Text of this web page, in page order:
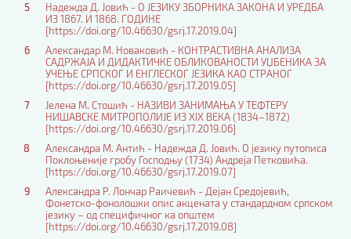
5
Надежда Д. Јовић - О ЈЕЗИКУ ЗБОРНИКА ЗАКОНА И УРЕДБА
ИЗ 1867. И 1868. ГОДИНЕ
[https://doi.org/10.46630/gsrj.17.2019.04]
6
Александар М. Новаковић - КОНТРАСТИВНА АНАЛИЗА
САДРЖАЈА И ДИДАКТИЧКЕ ОБЛИКОВАНОСТИ УЏБЕНИКА ЗА
УЧЕЊЕ СРПСКОГ И ЕНГЛЕСКОГ ЈЕЗИКА КАО СТРАНОГ
[https://doi.org/10.46630/gsrj.17.2019.05]
7
Јелена М. Стошић - НАЗИВИ ЗАНИМАЊА У ТЕФТЕРУ
НИШАВСКЕ МИТРОПОЛИЈЕ ИЗ XIX ВЕКА (1834–1872)
[https://doi.org/10.46630/gsrj.17.2019.06]
8
Александра М. Антић - Надежда Д. Јовић. О језику путописа
Поклоњеније гробу Господњу (1734) Андреја Петковића.
[https://doi.org/10.46630/gsrj.17.2019.07]
9
Александра Р. Лончар Раичевић - Дејан Средојевић,
Фонетско-фонолошки опис акцената у стандардном српском
језику – од специфичног ка општем
[https://doi.org/10.46630/gsrj.17.2019.08]